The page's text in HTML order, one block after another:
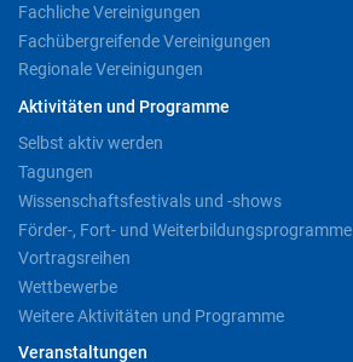
Fachliche Vereinigungen
Fachübergreifende Vereinigungen
Regionale Vereinigungen
Aktivitäten und Programme
Selbst aktiv werden
Tagungen
Wissenschaftsfestivals und -shows
Förder-, Fort- und Weiterbildungsprogramme
Vortragsreihen
Wettbewerbe
Weitere Aktivitäten und Programme
Veranstaltungen